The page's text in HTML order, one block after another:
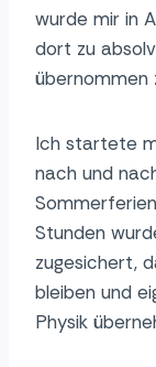
wurde mir in
dort zu
übernommen
Ich startete
nach und
Stunden
zugesichert,
bleiben und
Physik